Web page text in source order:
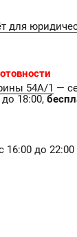
для
54А/1 —
18:00,
16:00 до